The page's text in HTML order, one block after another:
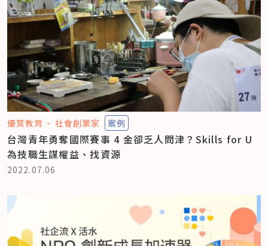
優質教育 社會創業家 案例
台灣青年勇奪國際賽事 4 金卻乏人問津？Skills for U
為技職生謀權益、找資源
2022.07.06